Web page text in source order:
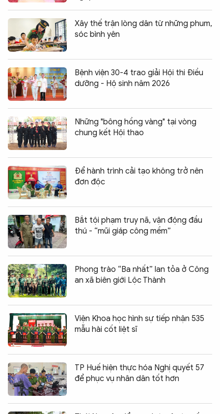
Xây thế trận lòng dân từ những phum,
sóc bình yên
Bệnh viện 30-4 trao giải Hội thi Điều
dưỡng - Hộ sinh năm 2026
Những "bông hồng vàng" tại vòng
chung kết Hội thao
Để hành trình cải tạo không trở nên
đơn độc
Bắt tội phạm truy nã, vận động đầu
thú - “mũi giáp công mềm”
Phong trào “Ba nhất” lan tỏa ở Công
an xã biên giới Lộc Thành
Viện Khoa học hình sự tiếp nhận 535
mẫu hài cốt liệt sĩ
TP Huế hiện thực hóa Nghị quyết 57
để phục vụ nhân dân tốt hơn